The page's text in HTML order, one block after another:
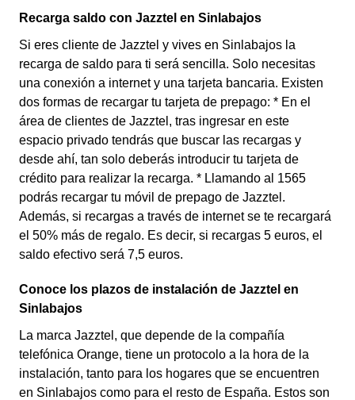
Recarga saldo con Jazztel en Sinlabajos
Si eres cliente de Jazztel y vives en Sinlabajos la
recarga de saldo para ti será sencilla. Solo necesitas
una conexión a internet y una tarjeta bancaria. Existen
dos formas de recargar tu tarjeta de prepago: * En el
área de clientes de Jazztel, tras ingresar en este
espacio privado tendrás que buscar las recargas y
desde ahí, tan solo deberás introducir tu tarjeta de
crédito para realizar la recarga. * Llamando al 1565
podrás recargar tu móvil de prepago de Jazztel.
Además, si recargas a través de internet se te recargará
el 50% más de regalo. Es decir, si recargas 5 euros, el
saldo efectivo será 7,5 euros.
Conoce los plazos de instalación de Jazztel en
Sinlabajos
La marca Jazztel, que depende de la compañía
telefónica Orange, tiene un protocolo a la hora de la
instalación, tanto para los hogares que se encuentren
en Sinlabajos como para el resto de España. Estos son